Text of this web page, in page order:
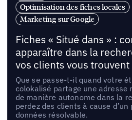
Optimisation des fiches locales
Marketing sur Google
Fiches « Situé dans » :
apparaître dans la
vos clients vous trouvent
Que se passe-t-il quand votre
colokalisé partage une adresse
de manière autonome dans la
perdez des clients à cause d’un
données résolvable.